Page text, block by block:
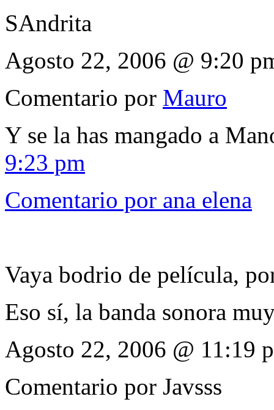
SAndrita
Agosto 22, 2006 @ 9:20
Comentario por Mauro
Y se la has mangado a
9:23 pm
Comentario por ana elena
Vaya bodrio de película,
Eso sí, la banda sonora
Agosto 22, 2006 @ 11:19
Comentario por Javsss